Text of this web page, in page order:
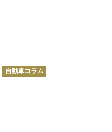
カ
テ
自動車コラム